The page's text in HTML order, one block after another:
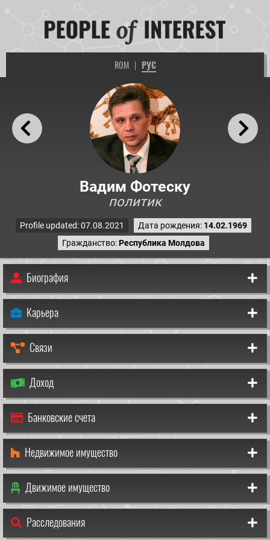
ROM | РУС
Вадим Фотеску
политик
Profile updated: 07.08.2021 Дата рождения: 14.02.1969
Гражданство:Республика Молдова
Биография
Карьера
Связи
Доход
Банковские счета
Недвижимое имущество
Движимое имущество
Расследования